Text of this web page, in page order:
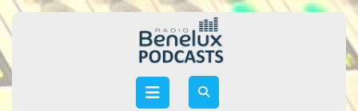
Skip
to
Open